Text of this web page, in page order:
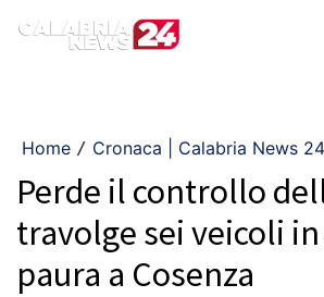
Home / Cronaca | Calabria News 24
Perde il controllo
travolge sei veicoli
paura a Cosenza